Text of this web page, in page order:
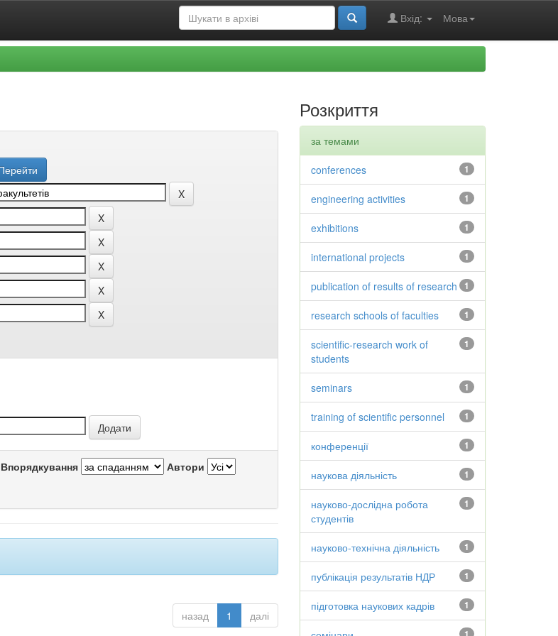
Мова
Вхід:
Впорядкування Автори
назад 1 далі
Розкриття
за темами
1
conferences
1
engineering activities
1
exhibitions
1
international projects
1
publication of results of research
1
research schools of faculties
1
scientific-research work of
students
1
seminars
1
training of scientific personnel
1
конференції
1
наукова діяльність
1
науково-дослідна робота
студентів
1
науково-технічна діяльність
1
публікація результатів НДР
1
підготовка наукових кадрів